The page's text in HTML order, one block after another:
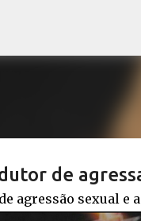
de
agressão sexual e